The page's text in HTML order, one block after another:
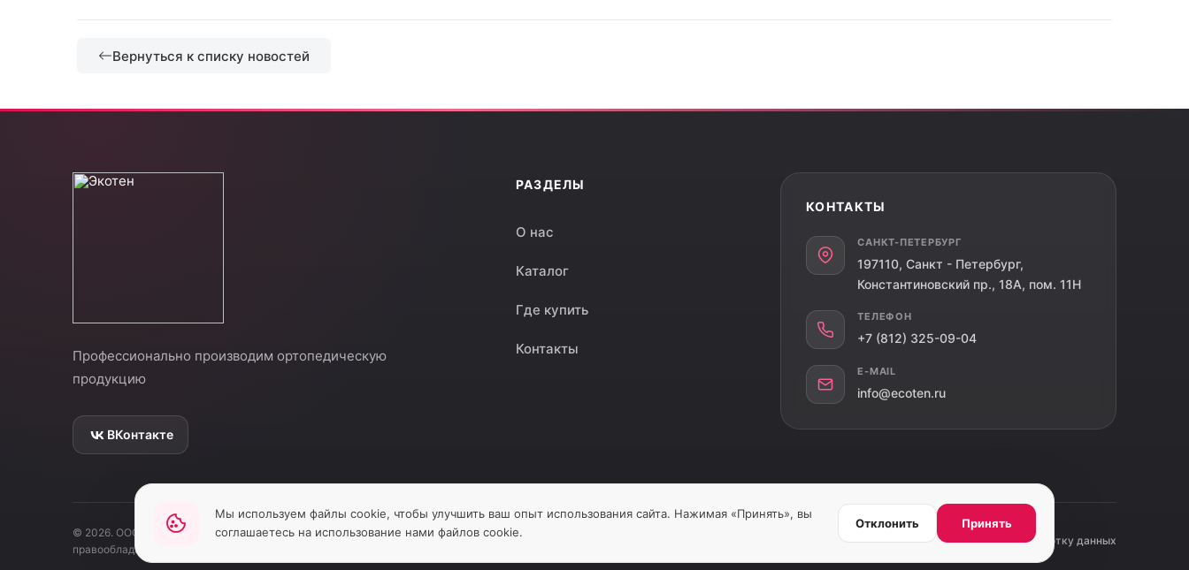
Вернуться к списку новостей
Профессионально производим ортопедическую
продукцию
ВКонтакте
РАЗДЕЛЫ
О нас
Каталог
Где купить
Контакты
КОНТАКТЫ
САНКТ-ПЕТЕРБУРГ
197110, Санкт - Петербург,
Константиновский пр., 18A, пом. 11Н
ТЕЛЕФОН
+7 (812) 325-09-04
E-MAIL
info@ecoten.ru
© 2026. ООО "Экотен". Все права защищены. Использование материалов сайта без разрешения
правообладателя запрещено.
Политика конфиденциальностиСогласие на обработку данных
Мы используем файлы cookie, чтобы улучшить ваш опыт использования сайта. Нажимая «Принять», вы
соглашаетесь на использование нами файлов cookie.
Отклонить Принять